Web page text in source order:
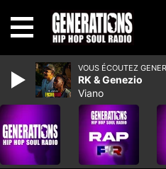
VOUS ÉCOUTEZ
RK & Genezio
Viano